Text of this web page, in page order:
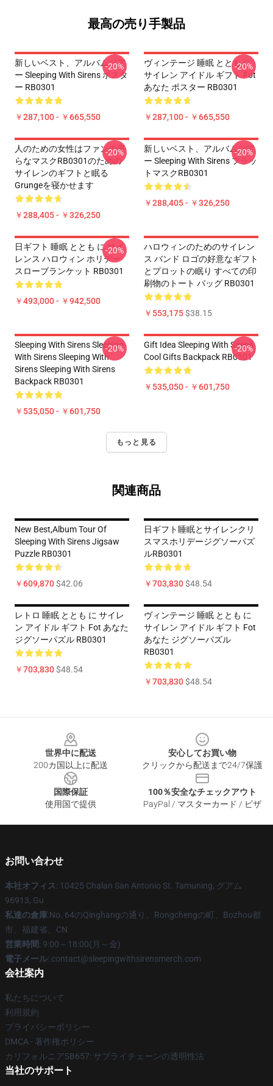
最高の売り手製品
新しいベスト、アルバムツア
ー Sleeping With Sirens ポスタ
ー RB0301
￥287,100 - ￥665,550
-20%
ヴィンテージ 睡眠 ととも に
サイレン アイドル ギフト Fot
あなた ポスター RB0301
￥287,100 - ￥665,550
-20%
人のための女性はファンの平
らなマスクRB0301のための
サイレンのギフトと眠る
Grungeを寝かせます
￥288,405 - ￥326,250
-20%
新しいベスト、アルバムツア
ー Sleeping With Sirens フラッ
トマスクRB0301
￥288,405 - ￥326,250
-20%
日ギフト 睡眠 ととも に サイ
レンス ハロウィン ホリデー
スローブランケット RB0301
￥493,000 - ￥942,500
-20%
ハロウィンのためのサイレン
ス バンド ロゴの好意なギフト
とプロットの眠り すべての印
刷物のトート バッグ RB0301
￥553,175$38.15
Sleeping With Sirens Sleeping
With Sirens Sleeping With
Sirens Sleeping With Sirens
Backpack RB0301
￥535,050 - ￥601,750
-20%
Gift Idea Sleeping With Sirens
Cool Gifts Backpack RB0301
￥535,050 - ￥601,750
-20%
もっと見る
関連商品
New Best,album Tour Of
Sleeping With Sirens Jigsaw
Puzzle RB0301
￥609,870$42.06
日ギフト睡眠とサイレンクリ
スマスホリデージグソーパズ
ルRB0301
￥703,830$48.54
レトロ 睡眠 ととも に サイレ
ン アイドル ギフト Fot あなた
ジグソーパズル RB0301
￥703,830$48.54
ヴィンテージ 睡眠 ととも に
サイレン アイドル ギフト Fot
あなた ジグソーパズル
RB0301
￥703,830$48.54
世界中に配送
200カ国以上に配送
安心してお買い物
クリックから配送まで24/7保護
国際保証
使用国で提供
100％安全なチェックアウト
PayPal / マスターカード / ビザ
お問い合わせ
本社オフィス: 10425 Chalan San Antonio St. Tamuning, グアム
96913, Gu
私達の倉庫:No. 64のQinghangの通り、Rongchengの町、Bozhou都
市、福建省、CN
営業時間: 9:00～18:00(月～金)
電子メール: contact@sleepingwithsirensmerch.com
会社案内
私たちについて
利用規約
プライバシーポリシー
DMCA - 著作権ポリシー
カリフォルニアSB657: サプライチェーンの透明性法
当社のサポート